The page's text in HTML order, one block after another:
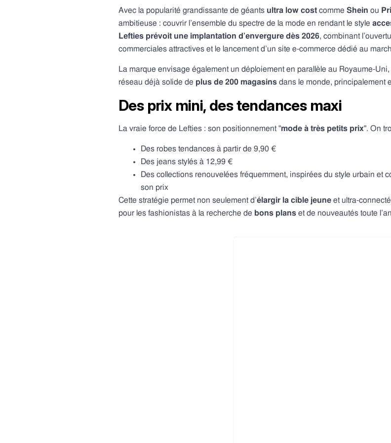
Avec la popularité grandissante de géants ultra low cost comme Shein ou
ambitieuse : couvrir l’ensemble du spectre de la mode en rendant le style
Lefties prévoit une implantation d’envergure dès 2026, combinant
commerciales attractives et le lancement d’un site e-commerce dédié au
La marque envisage également un déploiement en parallèle au Royaume-
réseau déjà solide de plus de 200 magasins dans le monde, principalement
Des prix mini, des tendances maxi
La vraie force de Lefties : son positionnement "mode à très petits prix". On
Des robes tendances à partir de 9,90 €
Des jeans stylés à 12,99 €
Des collections renouvelées fréquemment, inspirées du style urbain et
son prix
Cette stratégie permet non seulement d’élargir la cible jeune et ultra-
pour les fashionistas à la recherche de bons plans et de nouveautés toute